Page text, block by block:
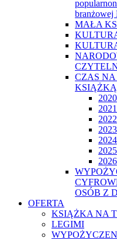
branżowej
MAŁA
CZAS
2020
2021
2022
2023
2024
2025
2026
OSÓB Z
OFERTA
KSIĄŻKA NA
LEGIMI